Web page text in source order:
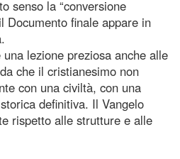
senso la “conversione
Documento finale appare in
lezione preziosa anche alle
che il cristianesimo non
con una civiltà, con una
definitiva. Il Vangelo
rispetto alle strutture e alle